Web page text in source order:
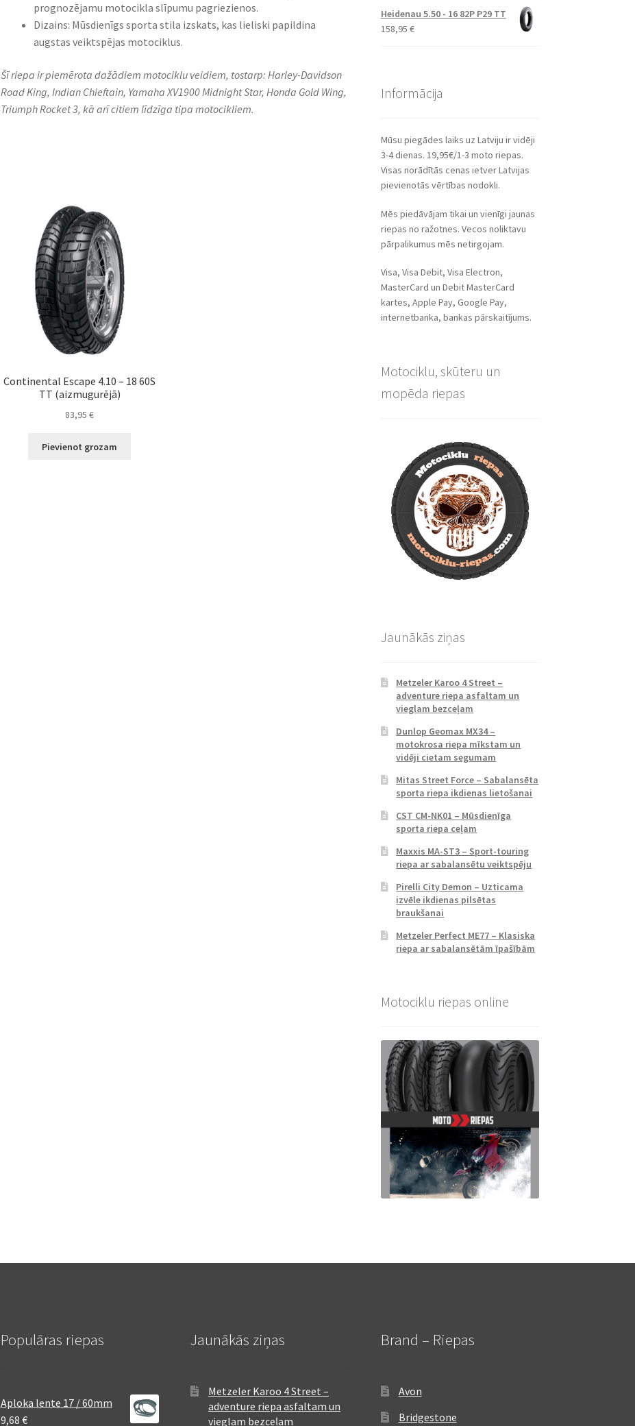
prognozējamu motocikla slīpumu pagriezienos.​
Dizains: Mūsdienīgs sporta stila izskats, kas lieliski papildina
augstas veiktspējas motociklus.​
Šī riepa ir piemērota dažādiem motociklu veidiem, tostarp: Harley-Davidson
Road King, Indian Chieftain, Yamaha XV1900 Midnight Star, Honda Gold Wing,
Triumph Rocket 3, kā arī citiem līdzīga tipa motocikliem.
Continental Escape 4.10 – 18 60S
TT (aizmugurējā)
83,95€
Pievienot grozam
Heidenau 5.50 - 16 82P P29 TT
158,95 €
Informācija
Mūsu piegādes laiks uz Latviju ir vidēji
3-4 dienas. 19,95€/1-3 moto riepas.
Visas norādītās cenas ietver Latvijas
pievienotās vērtības nodokli.
Mēs piedāvājam tikai un vienīgi jaunas
riepas no ražotnes. Vecos noliktavu
pārpalikumus mēs netirgojam.
Visa, Visa Debit, Visa Electron,
MasterCard un Debit MasterCard
kartes, Apple Pay, Google Pay,
internetbanka, bankas pārskaitījums.
Motociklu, skūteru un
mopēda riepas
Jaunākās ziņas
Metzeler Karoo 4 Street –
adventure riepa asfaltam un
vieglam bezceļam
Dunlop Geomax MX34 –
motokrosa riepa mīkstam un
vidēji cietam segumam
Mitas Street Force – Sabalansēta
sporta riepa ikdienas lietošanai
CST CM-NK01 – Mūsdienīga
sporta riepa ceļam
Maxxis MA-ST3 – Sport-touring
riepa ar sabalansētu veiktspēju
Pirelli City Demon – Uzticama
izvēle ikdienas pilsētas
braukšanai
Metzeler Perfect ME77 – Klasiska
riepa ar sabalansētām īpašībām
Motociklu riepas online
Populāras riepas
Aploka lente 17 / 60mm
9,68 €
Jaunākās ziņas
Metzeler Karoo 4 Street –
adventure riepa asfaltam un
vieglam bezceļam
Brand – Riepas
Avon
Bridgestone